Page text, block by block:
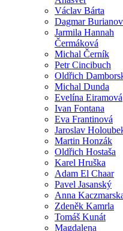
Václav Bárta
Dagmar
Jarmila Hannah
Čermáková
Michal Černík
Petr Cincibuch
Oldřich
Michal Dunda
Evelína Eiramová
Ivan Fontana
Eva Frantinová
Jaroslav
Martin Honzák
Oldřich Hostaša
Karel Hruška
Adam El Chaar
Pavel Jasanský
Anna
Zdeněk Kamrla
Tomáš Kunát
Magdalena